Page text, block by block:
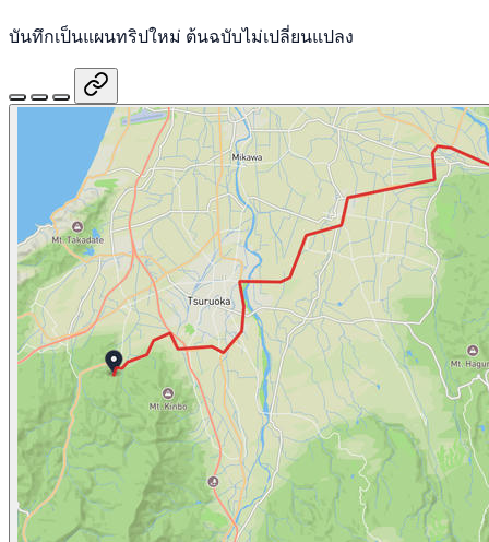
บันทึกเป็นแผนทริปใหม่ ต้นฉบับไม่เปลี่ยนแปลง